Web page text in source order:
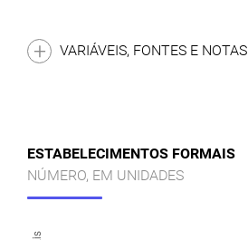
VARIÁVEIS, FONTES E NOTAS
ESTABELECIMENTOS FORMAIS
NÚMERO, EM UNIDADES